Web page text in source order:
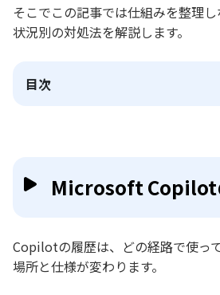
そこでこの記事では仕組みを整理
状況別の対処法を解説します。
目次
Microsoft Copilot
Copilotの履歴は、どの経路で使っ
場所と仕様が変わります。